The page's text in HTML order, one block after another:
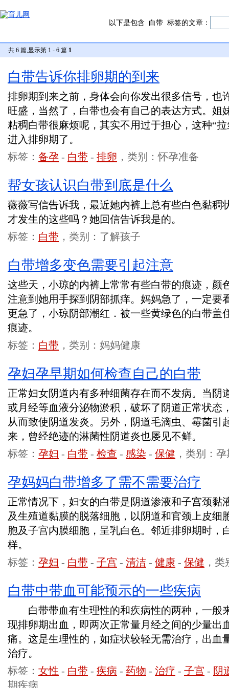
以下是包含 白带 标签的文章：
共 6 篇,显示第 1 - 6 篇 1
白带告诉你排卵期的到来
排卵期到来之前，身体会向你发出很多信号，也
旺盛，当然了，白带也会有自己的表达方式。姐
粘稠白带很麻烦呢，其实不用过于担心，这种“
进入排卵期了。
标签： 备孕 - 白带 - 排卵 ，类别：怀孕准备
帮女孩认识白带到底是什么
薇薇写信告诉我，最近她内裤上总有些白色黏稠
才发生的这些吗？她回信告诉我是的。
标签： 白带 ，类别：了解孩子
白带增多变色需要引起注意
这些天，小琼的内裤上常常有些白带的痕迹，颜
注意到她用手探到阴部抓痒。妈妈急了，一定要
更急了，小琼阴部潮红．被一些黄绿色的白带盖
痕迹。
标签： 白带 ，类别：妈妈健康
孕妇孕早期如何检查自己的白带
正常妇女阴道内有多种细菌存在而不发病。当阴
或月经等血液分泌物淤积，破坏了阴道正常状态
从而致使阴道发炎。另外，阴道毛滴虫、霉菌引
来，曾经绝迹的淋菌性阴道炎也屡见不鲜。
标签： 孕妇 - 白带 - 检查 - 感染 - 保健 ，类别：
孕妈妈白带增多了需不需要治疗
正常情况下，妇女的白带是阴道渗液和子宫颈黏
及生殖道黏膜的脱落细胞，以阴道和官颈上皮细
胞及子宫内膜细胞，呈乳白色。邻近排卵期时，
样。
标签： 孕妇 - 白带 - 子宫 - 清洁 - 健康 - 保健 ，
白带中带血可能预示的一些疾病
白带带血有生理性的和疾病性的两种，一般
现排卵期出血，即两次正常量月经之间的少量出
痛。这是生理性的，如症状较轻无需治疗，出血
治疗。
标签： 女性 - 白带 - 疾病 - 药物 - 治疗 - 子宫 - 阴
期疾病